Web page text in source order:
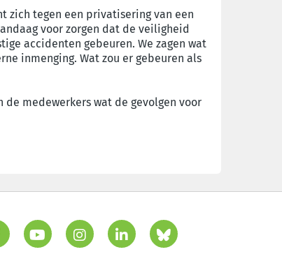
zich tegen een privatisering van een
voor zorgen dat de veiligheid
accidenten gebeuren. We zagen wat
inmenging. Wat zou er gebeuren als
de medewerkers wat de gevolgen voor